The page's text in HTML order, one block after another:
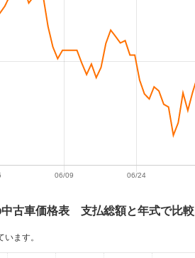
古車価格表 支払総額と年式で比較
ます。